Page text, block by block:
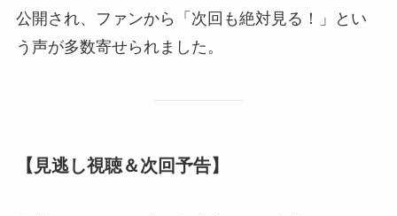
公開され、ファンから「次回も絶対見る！」とい
う声が多数寄せられました。
【見逃し視聴＆次回予告】